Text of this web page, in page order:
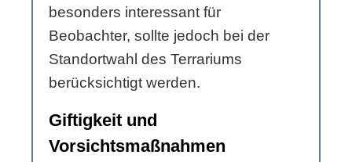
besonders interessant für
Beobachter, sollte jedoch bei der
Standortwahl des Terrariums
berücksichtigt werden.
Giftigkeit und
Vorsichtsmaßnahmen